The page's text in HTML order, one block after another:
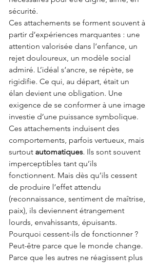
sécurité.
Ces attachements se forment souvent à
partir d’expériences marquantes : une
attention valorisée dans l’enfance, un
rejet douloureux, un modèle social
admiré. L’idéal s’ancre, se répète, se
rigidifie. Ce qui, au départ, était un
élan devient une obligation. Une
exigence de se conformer à une image
investie d’une puissance symbolique.
Ces attachements induisent des
comportements, parfois vertueux, mais
surtout automatiques. Ils sont souvent
imperceptibles tant qu’ils
fonctionnent. Mais dès qu’ils cessent
de produire l’effet attendu
(reconnaissance, sentiment de maîtrise,
paix), ils deviennent étrangement
lourds, envahissants, épuisants.
Pourquoi cessent-ils de fonctionner ?
Peut-être parce que le monde change.
Parce que les autres ne réagissent plus